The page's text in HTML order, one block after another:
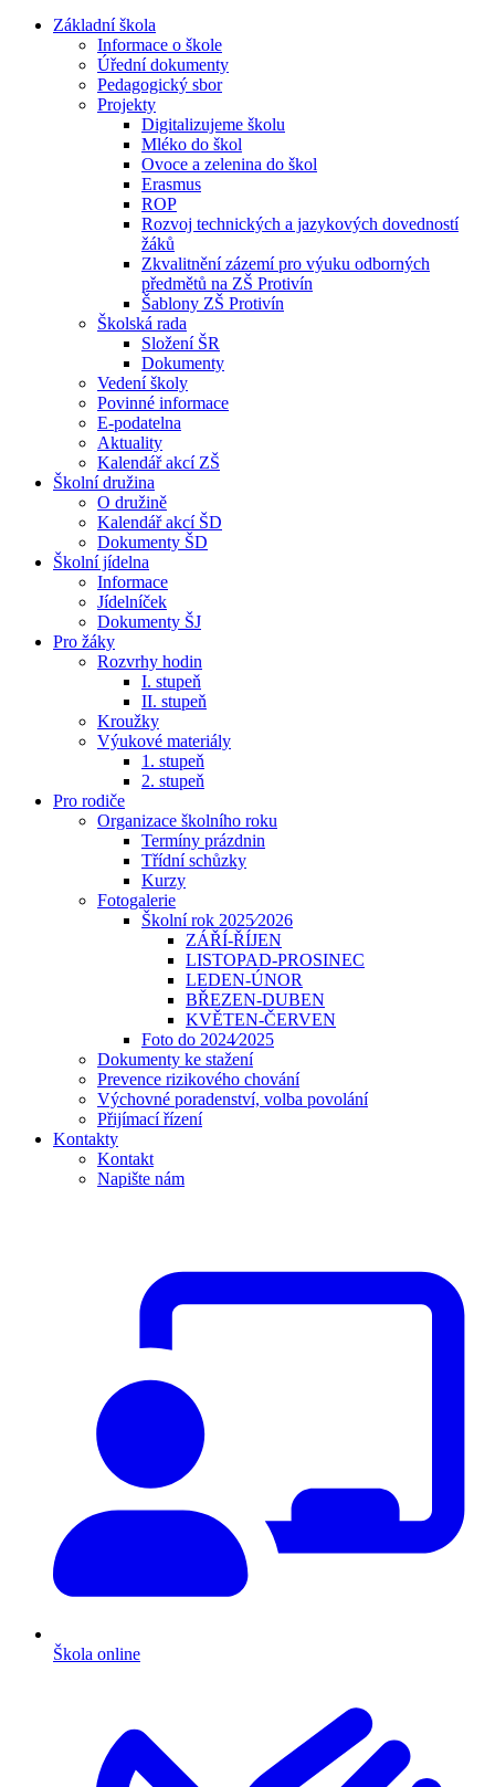
Základní škola
Informace o škole
Úřední dokumenty
Pedagogický sbor
Projekty
Digitalizujeme školu
Mléko do škol
Ovoce a zelenina do škol
Erasmus
ROP
Rozvoj technických a jazykových dovedností
žáků
Zkvalitnění zázemí pro výuku odborných
předmětů na ZŠ Protivín
Šablony ZŠ Protivín
Školská rada
Složení ŠR
Dokumenty
Vedení školy
Povinné informace
E-podatelna
Aktuality
Kalendář akcí ZŠ
Školní družina
O družině
Kalendář akcí ŠD
Dokumenty ŠD
Školní jídelna
Informace
Jídelníček
Dokumenty ŠJ
Pro žáky
Rozvrhy hodin
I. stupeň
II. stupeň
Kroužky
Výukové materiály
1. stupeň
2. stupeň
Pro rodiče
Organizace školního roku
Termíny prázdnin
Třídní schůzky
Kurzy
Fotogalerie
Školní rok 2025⁄2026
ZÁŘÍ-ŘÍJEN
LISTOPAD-PROSINEC
LEDEN-ÚNOR
BŘEZEN-DUBEN
KVĚTEN-ČERVEN
Foto do 2024⁄2025
Dokumenty ke stažení
Prevence rizikového chování
Výchovné poradenství, volba povolání
Přijímací řízení
Kontakty
Kontakt
Napište nám
Škola online